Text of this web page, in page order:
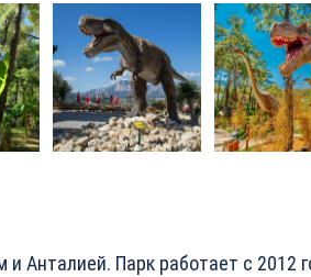
Анталией. Парк работает с 2012